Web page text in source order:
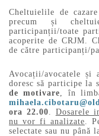
Cheltuielile de
precum și
participanții/toate
acoperite de CRJM.
de către participanți/
Avocații/avocatele și
doresc să participe la
de motivare , în
ora 22.00
Dosarele
nu vor fi analizate .
selectate sau nu până